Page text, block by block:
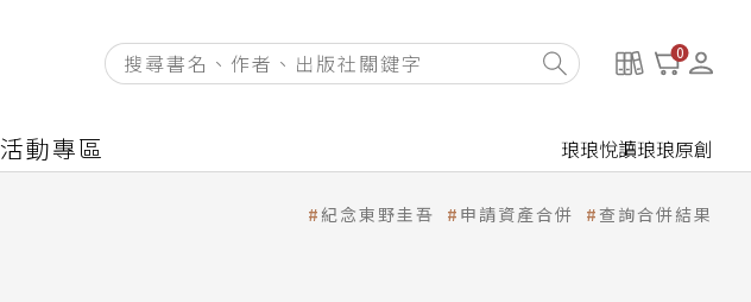
0
活動專區 琅琅悅讀琅琅原創
紀念東野圭吾 申請資產合併 查詢合併結果